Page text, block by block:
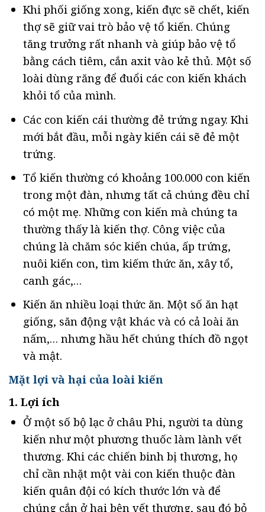
Khi phối giống xong, kiến đực sẽ chết, kiến
thợ sẽ giữ vai trò bảo vệ tổ kiến. Chúng
tăng trưởng rất nhanh và giúp bảo vệ tổ
bằng cách tiêm, cắn axit vào kẻ thủ. Một số
loài dùng răng để đuổi các con kiến khách
khỏi tổ của mình.
Các con kiến cái thường đẻ trứng ngay. Khi
mới bắt đầu, mỗi ngày kiến cái sẽ đẻ một
trứng.
Tổ kiến thường có khoảng 100.000 con kiến
trong một đàn, nhưng tất cả chúng đều chỉ
có một mẹ. Những con kiến mà chúng ta
thường thấy là kiến thợ. Công việc của
chúng là chăm sóc kiến chúa, ấp trứng,
nuôi kiến con, tìm kiếm thức ăn, xây tổ,
canh gác,…
Kiến ăn nhiều loại thức ăn. Một số ăn hạt
giống, săn động vật khác và có cả loài ăn
nấm,… nhưng hầu hết chúng thích đồ ngọt
và mật.
Mặt lợi và hại của loài kiến
1. Lợi ích
Ở một số bộ lạc ở châu Phi, người ta dùng
kiến như một phương thuốc làm lành vết
thương. Khi các chiến binh bị thương, họ
chỉ cần nhặt một vài con kiến thuộc đàn
kiến quân đội có kích thước lớn và để
chúng cắn ở hai bên vết thương, sau đó bỏ